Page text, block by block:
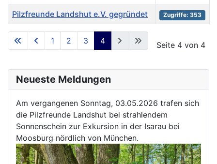
Beiträge
Pilzfreunde Landshut e.V. gegründet Zugriffe: 353
Seite 4 von 4
1 2 3 4
Neueste Meldungen
Am vergangenen Sonntag, 03.05.2026 trafen sich
die Pilzfreunde Landshut bei strahlendem
Sonnenschein zur Exkursion in der Isarau bei
Moosburg nördlich von München.